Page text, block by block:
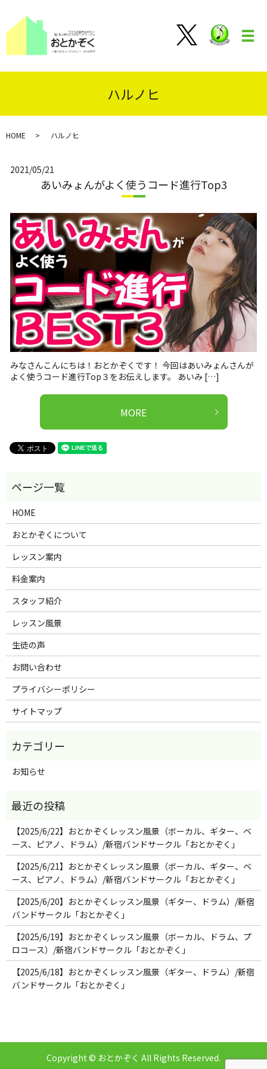
メ
ハルノヒ
HOME ハルノヒ
2021/05/21
あいみょんがよく使うコード進行Top3
みなさんこんにちは！おとかぞくです！ 今回はあいみょんさんが
よく使うコード進行Top３をお伝えします。 あいみ […]
MORE
HOME
おとかぞくについて
レッスン案内
料金案内
スタッフ紹介
レッスン風景
生徒の声
お問い合わせ
プライバシーポリシー
サイトマップ
お知らせ
【2025/6/22】おとかぞくレッスン風景（ボーカル、ギター、ベ
ース、ピアノ、ドラム）/新宿バンドサークル「おとかぞく」
【2025/6/21】おとかぞくレッスン風景（ボーカル、ギター、ベ
ース、ピアノ、ドラム）/新宿バンドサークル「おとかぞく」
【2025/6/20】おとかぞくレッスン風景（ギター、ドラム）/新宿
バンドサークル「おとかぞく」
【2025/6/19】おとかぞくレッスン風景（ボーカル、ドラム、プ
ロコース）/新宿バンドサークル「おとかぞく」
【2025/6/18】おとかぞくレッスン風景（ギター、ドラム）/新宿
バンドサークル「おとかぞく」
Copyright © おとかぞく All Rights Reserved.